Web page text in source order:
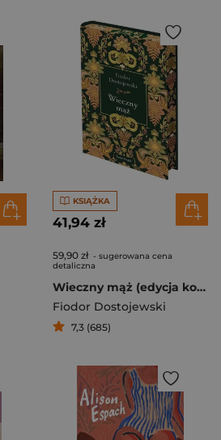
KSIĄŻKA
41,94 zł
59,90 zł - sugerowana cena
detaliczna
Wieczny mąż (edycja kolekcjonerska)
Fiodor Dostojewski
7,3 (685)